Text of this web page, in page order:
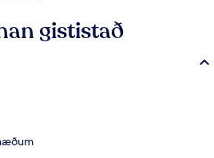
kosta gististaðarins sé hjálpsamt
gististað